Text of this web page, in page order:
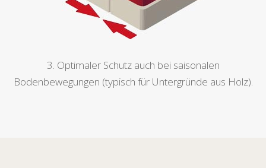
3. Optimaler Schutz auch bei saisonalen
Bodenbewegungen (typisch für Untergründe aus Holz).